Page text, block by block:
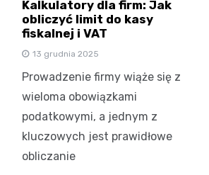
Kalkulatory dla firm: Jak
obliczyć limit do kasy
fiskalnej i VAT
13 grudnia 2025
Prowadzenie firmy wiąże się z
wieloma obowiązkami
podatkowymi, a jednym z
kluczowych jest prawidłowe
obliczanie